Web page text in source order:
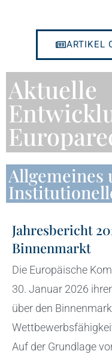
ARTIKEL
Aktuelle
Allgemeines
Jahresbericht
Binnenmarkt
Die Europäische
30. Januar 2026
über den
Auf der Grundlage